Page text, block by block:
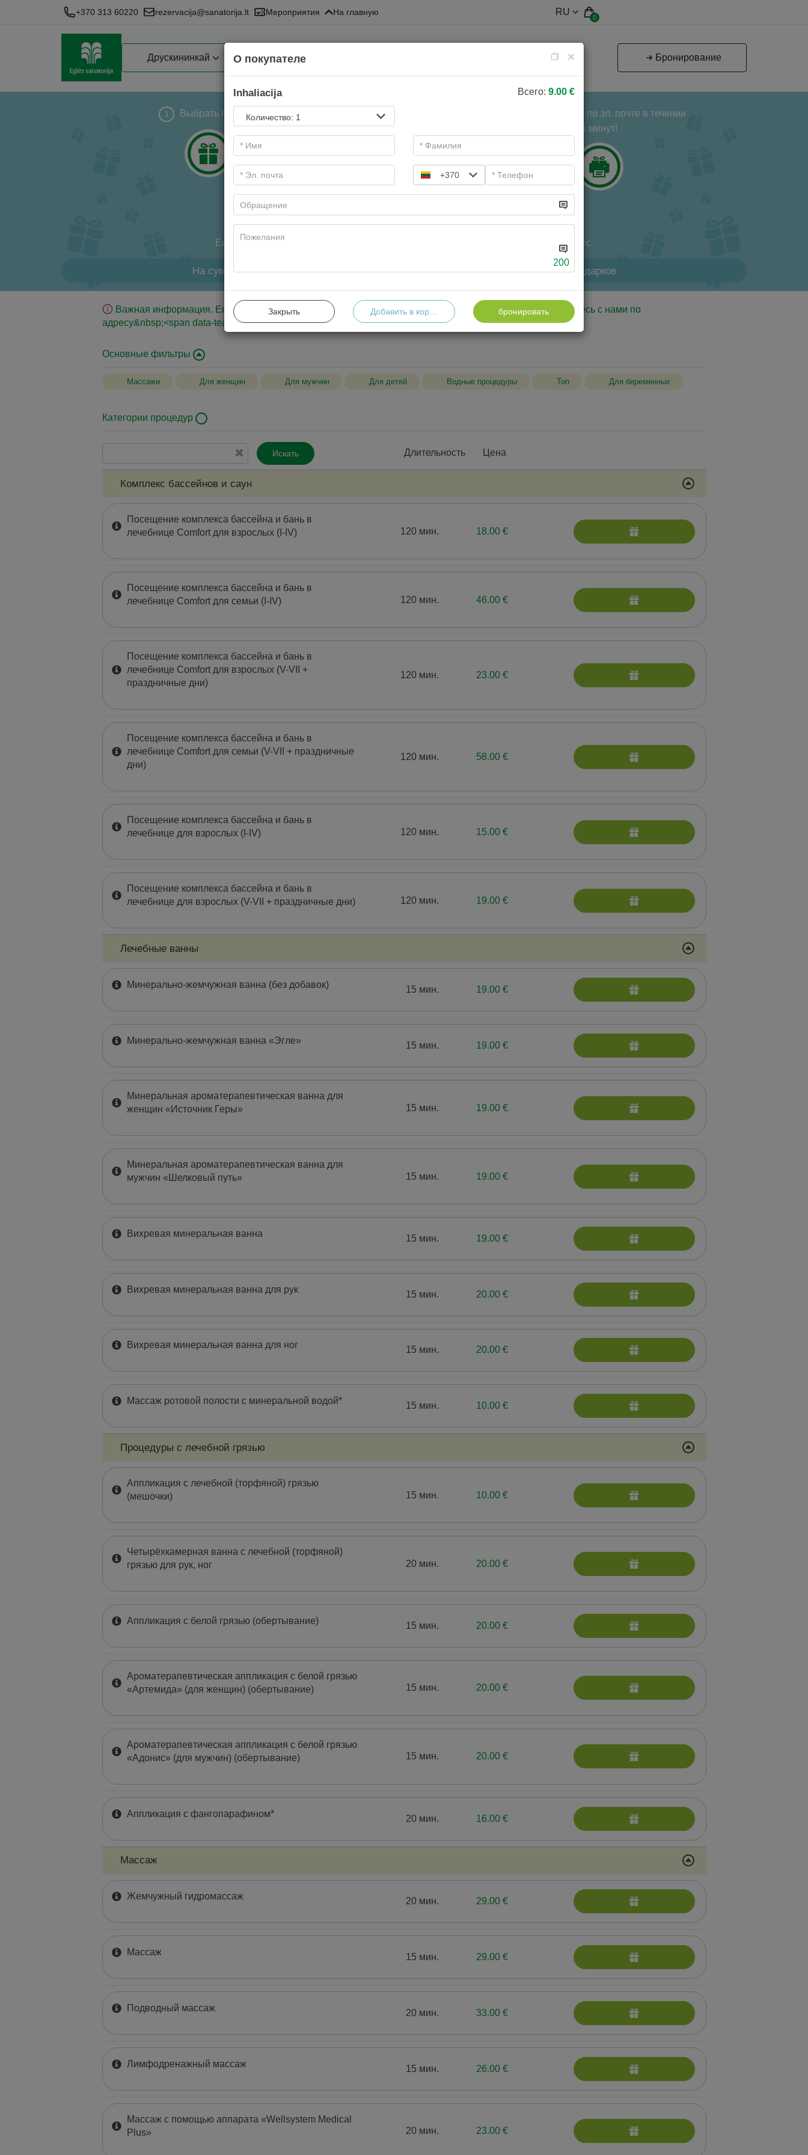
+370 313 60220 rezervacija@sanatorija.lt Mероприятия На главную RU
0
Друскининкай Бронирование
1 Выбрать подарок Заплатить в корзине
И получите по эл. почте в течении
5 минут!
Подарочные купоны
Есть три вида купонов! Выбери желаемый. Подарочный купон действителен 12 мес.
На сумму На программы На процедуры Идеи для подарков
Важная информация. Если вы юридическое лицо и хотите приобрести подарочный сертификат, свяжитесь с нами по
адресу&nbsp;<span data-teams="true">verslas@sanatorija.lt</span>
Основные фильтры
Массажи Для женщин Для мужчин Для детей Водные процедуры Топ Для беременных
Категории процедур
Совместные клинические анализы
Биохимические анализы
Лечебные ванны
заболевания
Консультации врачей и специалистов,
инструментальные анализы (только для гостей,
Дополнительные услуги
Искать Длительность Цена
Комплекс бассейнов и саун
Посещение комплекса бассейна и бань в
лечебнице Comfort для взрослых (I-IV)
120 мин. 18.00 €
Посещение комплекса бассейна и бань в
лечебнице Comfort для семьи (I-IV)
120 мин. 46.00 €
Посещение комплекса бассейна и бань в
лечебнице Comfort для взрослых (V-VII +
праздничные дни)
120 мин. 23.00 €
Посещение комплекса бассейна и бань в
лечебнице Comfort для семьи (V-VII + праздничные
дни)
120 мин. 58.00 €
Посещение комплекса бассейна и бань в
лечебнице для взрослых (I-IV)
120 мин. 15.00 €
Посещение комплекса бассейна и бань в
лечебнице для взрослых (V-VII + праздничные дни)
120 мин. 19.00 €
Лечебные ванны
Минеральнo-жемчужная ванна (без добавок) 15 мин. 19.00 €
Минерально-жемчужная ванна «Эгле» 15 мин. 19.00 €
Минеральная ароматерапевтическая ванна для
женщин «Источник Геры»
15 мин. 19.00 €
Минеральная ароматерапевтическая ванна для
мужчин «Шелковый путь»
15 мин. 19.00 €
Вихревая минеральная ванна 15 мин. 19.00 €
Вихревая минеральная ванна для рук 15 мин. 20.00 €
Вихревая минеральная ванна для ног 15 мин. 20.00 €
Массаж ротовой полости с минеральной водой* 15 мин. 10.00 €
Процедуры с лечебной грязью
Аппликация с лечебной (торфяной) грязью
(мешочки)
15 мин. 10.00 €
Четырёхкамерная ванна с лечебной (торфяной)
грязью для рук, ног
20 мин. 20.00 €
Аппликация с белой грязью (обертывание) 15 мин. 20.00 €
Ароматерапевтическая аппликация с белой грязью
«Артемида» (для женщин) (обертывание)
15 мин. 20.00 €
Ароматерапевтическая аппликация с белой грязью
«Адонис» (для мужчин) (обертывание)
15 мин. 20.00 €
Аппликация с фангопарафином* 20 мин. 16.00 €
Массаж
Жемчужный гидромассаж 20 мин. 29.00 €
Массаж 15 мин. 29.00 €
Подводный массаж 20 мин. 33.00 €
Лимфодренажный массаж 15 мин. 26.00 €
Массаж с помощью аппарата «Wellsystem Medical
Plus»
20 мин. 23.00 €
×
О покупателе
Inhaliacija Всего: 9.00 €
+370
200
Закрыть Добавить в корзину бронировать